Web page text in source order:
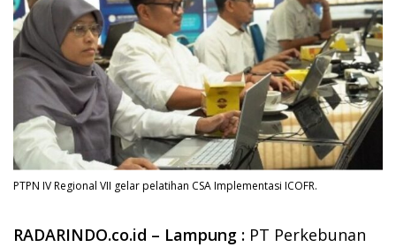
PTPN IV Regional VII gelar pelatihan CSA Implementasi ICOFR.
RADARINDO.co.id – Lampung : PT Perkebunan